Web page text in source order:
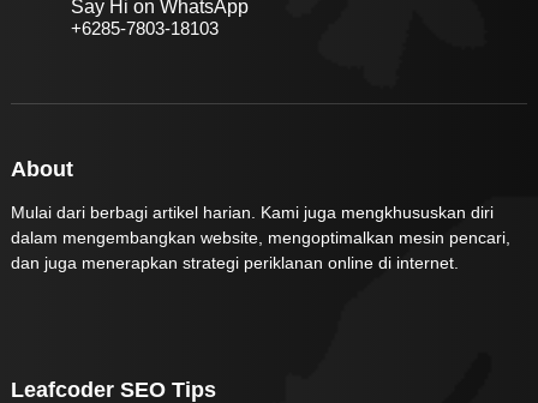
Say Hi on WhatsApp
+6285-7803-18103
About
Mulai dari berbagi artikel harian. Kami juga mengkhususkan diri
dalam mengembangkan website, mengoptimalkan mesin pencari,
dan juga menerapkan strategi periklanan online di internet.
Leafcoder SEO Tips